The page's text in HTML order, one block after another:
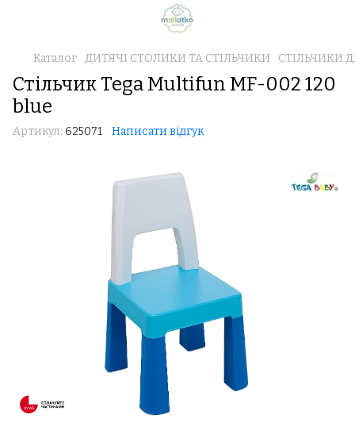
Каталог ДИТЯЧІ СТОЛИКИ ТА СТІЛЬЧИКИ СТІЛЬЧИКИ
Стільчик Tega Multifun MF-002 120
blue
Артикул: 625071 Написати відгук